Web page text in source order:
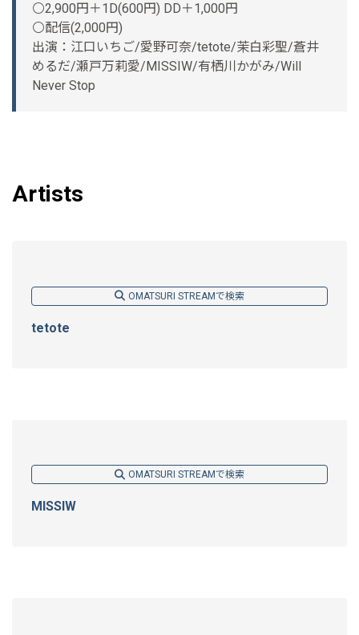
⚪2,900円＋1D(600円) DD＋1,000円
⚪配信(2,000円)
出演：江口いちご/愛野可奈/tetote/茉白彩聖/蒼井
めるだ/瀬戸万莉愛/MISSIW/有栖川かがみ/Will
Never Stop
Artists
OMATSURI STREAMで検索
tetote
OMATSURI STREAMで検索
MISSIW